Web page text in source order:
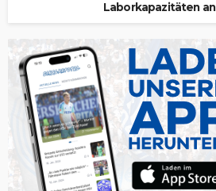
Laborkapazitäten an